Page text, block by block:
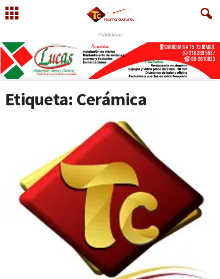
Publicidad
S
WhatsApp +573249605958
Etiqueta: Cerámica